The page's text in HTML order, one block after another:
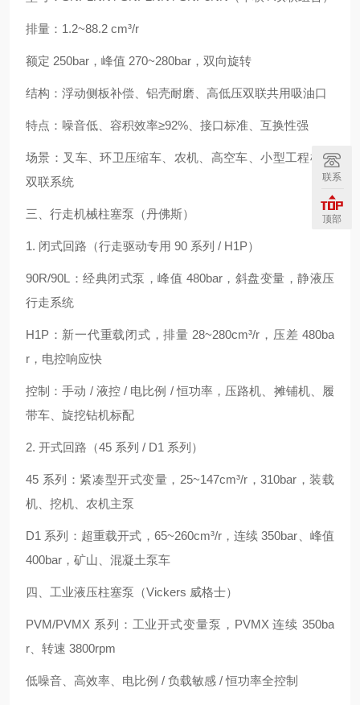
排量：1.2~88.2 cm³/r
额定 250bar，峰值 270~280bar，双向旋转
结构：浮动侧板补偿、铝壳耐磨、高低压双联共用吸油口
特点：噪音低、容积效率≥92%、接口标准、互换性强
场景：叉车、环卫压缩车、农机、高空车、小型工程机械
双联系统
三、行走机械柱塞泵（丹佛斯）
1. 闭式回路（行走驱动专用 90 系列 / H1P）
90R/90L：经典闭式泵，峰值 480bar，斜盘变量，静液压
行走系统
H1P：新一代重载闭式，排量 28~280cm³/r，压差 480ba
r，电控响应快
控制：手动 / 液控 / 电比例 / 恒功率，压路机、摊铺机、履
带车、旋挖钻机标配
2. 开式回路（45 系列 / D1 系列）
45 系列：紧凑型开式变量，25~147cm³/r，310bar，装载
机、挖机、农机主泵
D1 系列：超重载开式，65~260cm³/r，连续 350bar、峰值
400bar，矿山、混凝土泵车
四、工业液压柱塞泵（Vickers 威格士）
PVM/PVMX 系列：工业开式变量泵，PVMX 连续 350ba
r、转速 3800rpm
低噪音、高效率、电比例 / 负载敏感 / 恒功率全控制
联系
顶部